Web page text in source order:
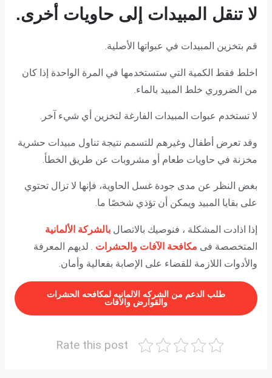
لا تنقل المبيدات إلى حاويات أخرى.
قم بتخزين المبيدات في عبواتها الأصلية.
اخلط فقط الكمية التي ستستخدمها في المرة الواحدة إذا كان
من الضروري خلط المبيد بالماء.
لا تستخدم عبوات المبيدات الفارغة لتخزين أي شيء آخر.
وقد تعرض أطفال وغيرهم للتسمم نتيجة تناول مبيدات حشرية
مخزنة في حاويات طعام أو مشروبات عن طريق الخطأ.
بغض النظر عن مدى جودة غسل الحاوية، فإنها لا تزال تحتوي
على بقايا المبيد ويمكن أن تؤذي شخصًا ما.
إذا اذادت المشكلة ، فنوصيك بالاتصال بالشركة الألمانية
المتخصصة فى مكافحة الآفات والحشرات . لديهم المعرفة
والأدوات اللازمة للقضاء على الإصابة بفعالية وأمان.
طلب الدعم من الشركه الالمانيه لمكافحه الحشرات
والقوارض والافات
Rate this post